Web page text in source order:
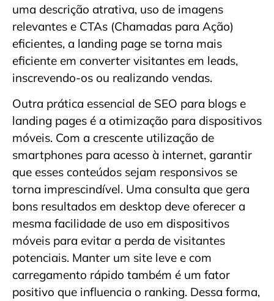
uma descrição atrativa, uso de imagens
relevantes e CTAs (Chamadas para Ação)
eficientes, a landing page se torna mais
eficiente em converter visitantes em leads,
inscrevendo-os ou realizando vendas.
Outra prática essencial de SEO para blogs e
landing pages é a otimização para dispositivos
móveis. Com a crescente utilização de
smartphones para acesso à internet, garantir
que esses conteúdos sejam responsivos se
torna imprescindível. Uma consulta que gera
bons resultados em desktop deve oferecer a
mesma facilidade de uso em dispositivos
móveis para evitar a perda de visitantes
potenciais. Manter um site leve e com
carregamento rápido também é um fator
positivo que influencia o ranking. Dessa forma,